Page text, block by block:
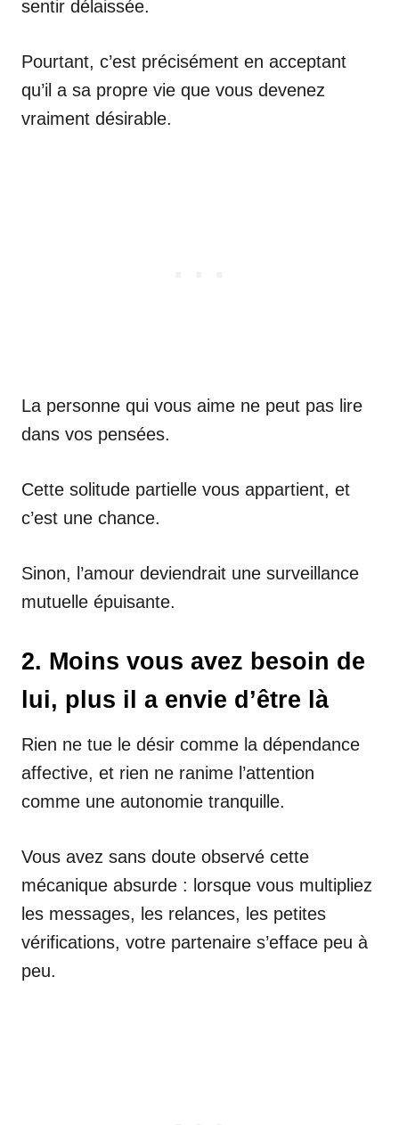
sentir délaissée.
Pourtant, c’est précisément en acceptant
qu’il a sa propre vie que vous devenez
vraiment désirable.
La personne qui vous aime ne peut pas lire
dans vos pensées.
Cette solitude partielle vous appartient, et
c’est une chance.
Sinon, l’amour deviendrait une surveillance
mutuelle épuisante.
2. Moins vous avez besoin de
lui, plus il a envie d’être là
Rien ne tue le désir comme la dépendance
affective, et rien ne ranime l’attention
comme une autonomie tranquille.
Vous avez sans doute observé cette
mécanique absurde : lorsque vous multipliez
les messages, les relances, les petites
vérifications, votre partenaire s’efface peu à
peu.